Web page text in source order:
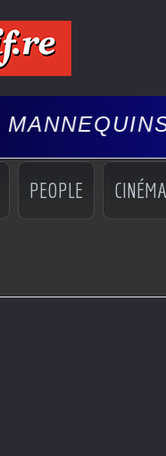
PEOPLE CINÉMA